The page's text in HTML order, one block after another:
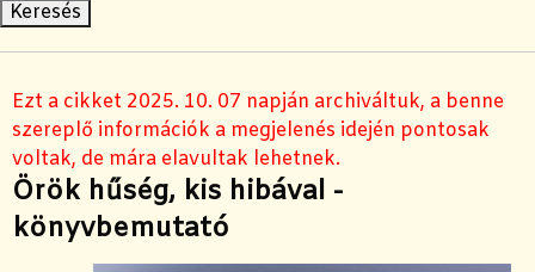
Ezt a cikket 2025. 10. 07 napján archiváltuk, a benne
szereplő információk a megjelenés idején pontosak
voltak, de mára elavultak lehetnek.
Örök hűség, kis hibával -
könyvbemutató